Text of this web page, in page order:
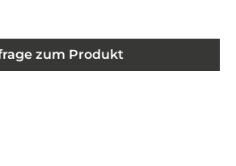
zum Produkt